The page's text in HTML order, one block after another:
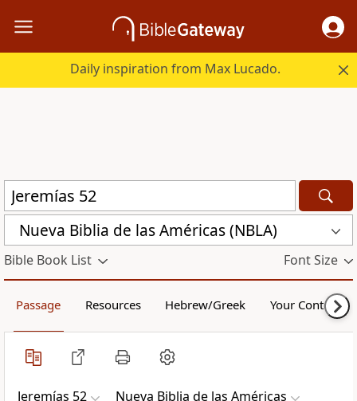
Daily inspiration from Max Lucado.
Nueva Biblia de las Américas (NBLA)
Bible Book List Font Size
Passage Resources Hebrew/Greek Your Content
Jeremías 52 Nueva Biblia de las Américas